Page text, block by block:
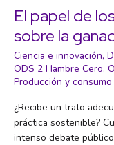
economía
social
y
solidaria
y
la
comunitaria
El papel de
sobre la
Ciencia e innovación,
ODS 2 Hambre Cero,
Producción y
¿Recibe un trato
práctica sostenible?
intenso debate